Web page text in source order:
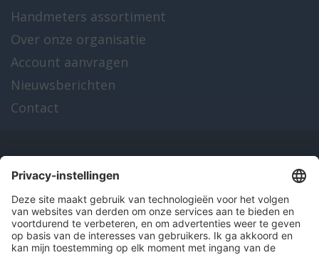
Handmeters assortiment
Over onze organisatie
Account aanvragen
Nieuwsberichten
Contact
Onze producten
en diensten
Over Hitma
Algemene voorwaarden Disclaimer Colofon